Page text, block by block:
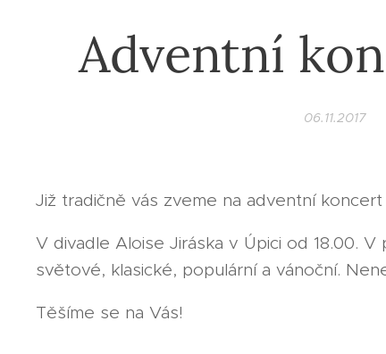
Adventní
06.11.2017
Již tradičně vás zveme na adventní koncert
V divadle Aloise Jiráska v Úpici od 18.00.
světové, klasické, populární a vánoční.
Těšíme se na Vás!